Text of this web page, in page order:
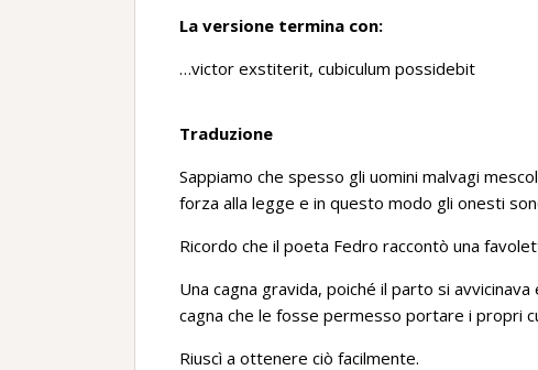
La versione termina con:
…victor exstiterit, cubiculum possidebit
Traduzione
Sappiamo che spesso gli uomini malvagi
forza alla legge e in questo modo gli onesti
Ricordo che il poeta Fedro raccontò una
Una cagna gravida, poiché il parto si avvicinava
cagna che le fosse permesso portare i propri
Riuscì a ottenere ciò facilmente.